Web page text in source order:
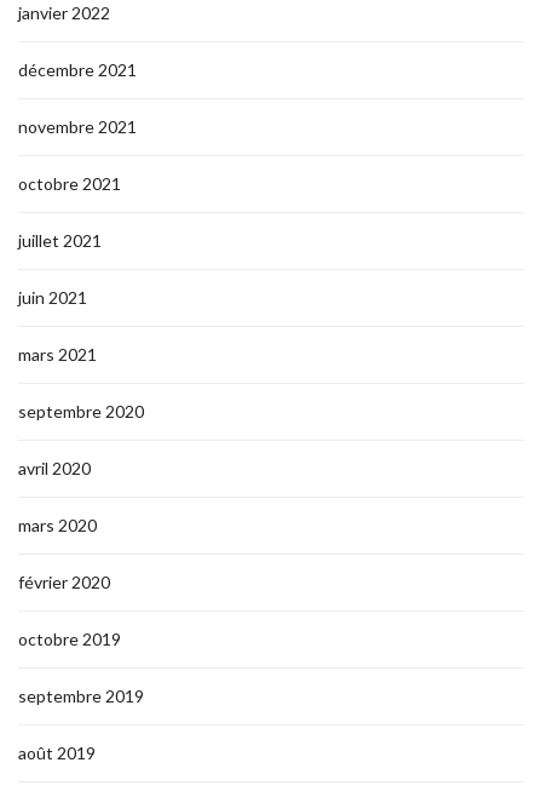
janvier 2022
décembre 2021
novembre 2021
octobre 2021
juillet 2021
juin 2021
mars 2021
septembre 2020
avril 2020
mars 2020
février 2020
octobre 2019
septembre 2019
août 2019